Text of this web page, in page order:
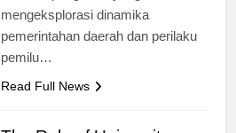
buku berpengaruh, yang
mengeksplorasi dinamika
pemerintahan daerah dan perilaku